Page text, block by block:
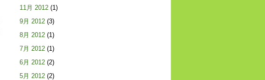
11月 2012 (1)
9月 2012 (3)
8月 2012 (1)
7月 2012 (1)
6月 2012 (2)
5月 2012 (2)